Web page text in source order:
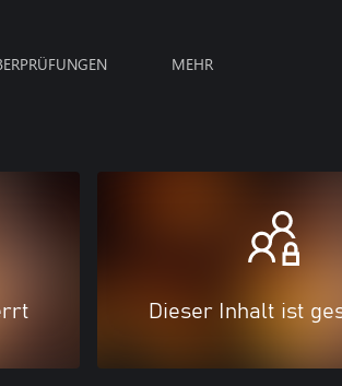
MEHR
Dieser Inhalt ist